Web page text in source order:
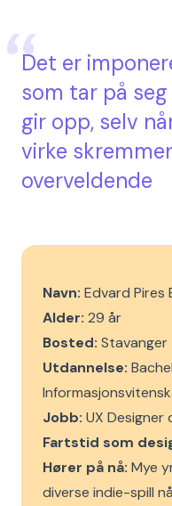
Det er
som tar på
gir opp, selv
virke
overveldende
Navn: Edvard Pires
Alder: 29 år
Bosted: Stavanger
Utdannelse:
Jobb: UX
Fartstid som
Hører på nå: Mye
diverse indie-spill